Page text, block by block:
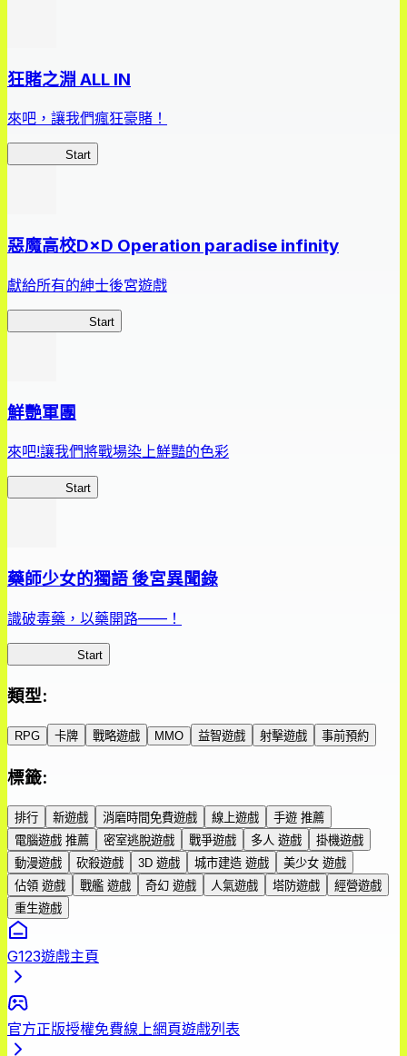
狂賭之淵 ALL IN
來吧，讓我們瘋狂豪賭！
Start
惡魔高校D×D Operation paradise infinity
獻給所有的紳士後宮遊戲
Start
鮮艷軍團
來吧!讓我們將戰場染上鮮豔的色彩
Start
藥師少女的獨語 後宮異聞錄
識破毒藥，以藥開路——！
Start
類型:
RPG 卡牌 戰略遊戲 MMO 益智遊戲 射擊遊戲 事前預約
標籤:
排行 新遊戲 消磨時間免費遊戲 線上遊戲
手遊 推薦
電腦遊戲 推薦
密室逃脫遊戲 戰爭遊戲 多人 遊戲
掛機遊戲
動漫遊戲
砍殺遊戲 3D 遊戲 城市建造 遊戲
美少女 遊戲
佔領 遊戲
戰艦 遊戲 奇幻 遊戲 人氣遊戲 塔防遊戲
經營遊戲
重生遊戲
G123遊戲主頁
官方正版授權免費線上網頁遊戲列表